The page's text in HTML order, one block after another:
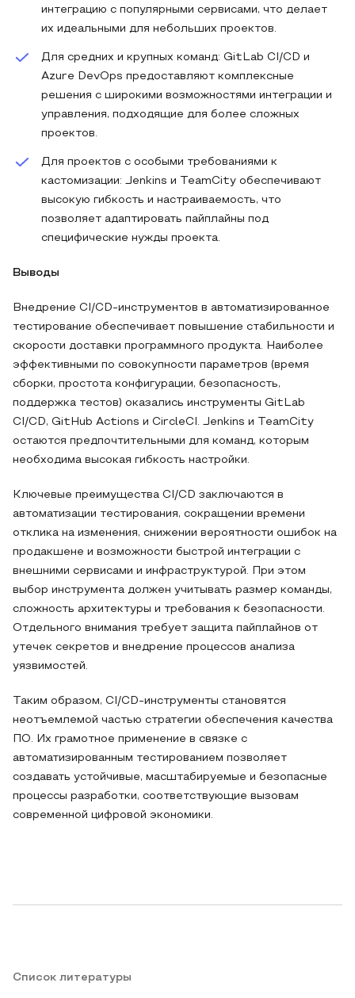
интеграцию с популярными сервисами, что делает
их идеальными для небольших проектов.
Для средних и крупных команд: GitLab CI/CD и
Azure DevOps предоставляют комплексные
решения с широкими возможностями интеграции и
управления, подходящие для более сложных
проектов.
Для проектов с особыми требованиями к
кастомизации: Jenkins и TeamCity обеспечивают
высокую гибкость и настраиваемость, что
позволяет адаптировать пайплайны под
специфические нужды проекта.
Выводы
Внедрение CI/CD-инструментов в автоматизированное
тестирование обеспечивает повышение стабильности и
скорости доставки программного продукта. Наиболее
эффективными по совокупности параметров (время
сборки, простота конфигурации, безопасность,
поддержка тестов) оказались инструменты GitLab
CI/CD, GitHub Actions и CircleCI. Jenkins и TeamCity
остаются предпочтительными для команд, которым
необходима высокая гибкость настройки.
Ключевые преимущества CI/CD заключаются в
автоматизации тестирования, сокращении времени
отклика на изменения, снижении вероятности ошибок на
продакшене и возможности быстрой интеграции с
внешними сервисами и инфраструктурой. При этом
выбор инструмента должен учитывать размер команды,
сложность архитектуры и требования к безопасности.
Отдельного внимания требует защита пайплайнов от
утечек секретов и внедрение процессов анализа
уязвимостей.
Таким образом, CI/CD-инструменты становятся
неотъемлемой частью стратегии обеспечения качества
ПО. Их грамотное применение в связке с
автоматизированным тестированием позволяет
создавать устойчивые, масштабируемые и безопасные
процессы разработки, соответствующие вызовам
современной цифровой экономики.
Список литературы